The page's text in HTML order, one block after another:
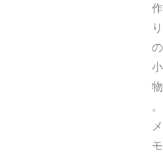
作
り
の
小
物
。
メ
モ